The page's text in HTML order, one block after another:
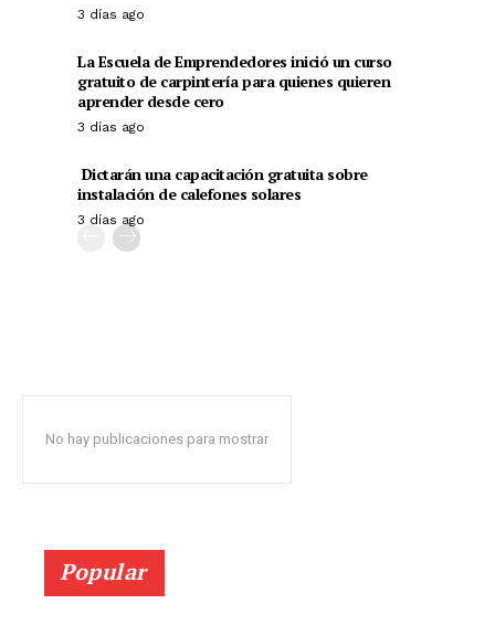
3 días ago
La Escuela de Emprendedores inició un curso
gratuito de carpintería para quienes quieren
aprender desde cero
3 días ago
Dictarán una capacitación gratuita sobre
instalación de calefones solares
3 días ago
No hay publicaciones para mostrar
Popular